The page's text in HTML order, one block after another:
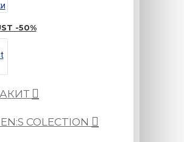
-50%
COLECTION